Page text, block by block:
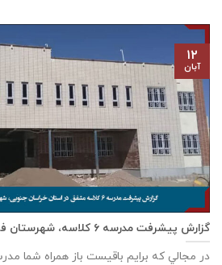
گزارش پیشرفت مدرسه ٦ كلاسه، شهرستان فردوس – ۱۲ آبان‌ماه ۱۳۹۹
در مجالي که برايم باقيست باز همراه شما
۱۲
آبان